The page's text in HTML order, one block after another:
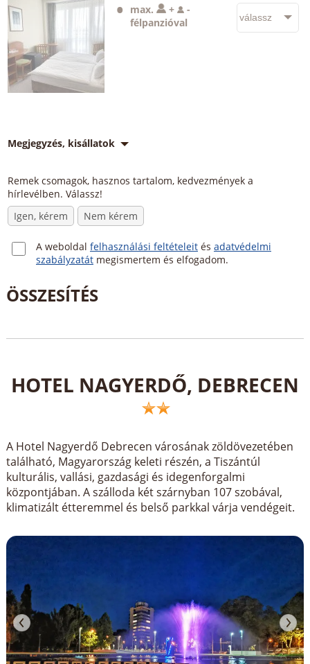
max. +
-
félpanzióval
Megjegyzés, kisállatok
Remek csomagok, hasznos tartalom, kedvezmények a
hírlevélben. Válassz!
Igen, kérem
Nem kérem
A weboldal felhasználási feltételeités adatvédelmi
szabályzatát megismertem és elfogadom.
HOTEL NAGYERDŐ, DEBRECEN
A Hotel Nagyerdő Debrecen városának zöldövezetében
található, Magyarország keleti részén, a Tiszántúl
kulturális, vallási, gazdasági és idegenforgalmi
központjában. A szálloda két szárnyban 107 szobával,
klimatizált étteremmel és belső parkkal várja vendégeit.